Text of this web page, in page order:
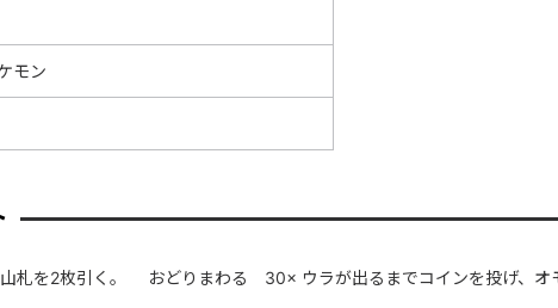
モン
山札を2枚引く。 おどりまわる 30× ウラが出るまでコインを投げ、オ